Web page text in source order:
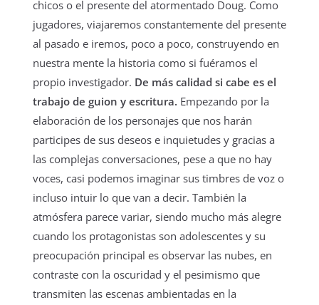
chicos o el presente del atormentado Doug. Como
jugadores, viajaremos constantemente del presente
al pasado e iremos, poco a poco, construyendo en
nuestra mente la historia como si fuéramos el
propio investigador. De más calidad si cabe es el
trabajo de guion y escritura. Empezando por la
elaboración de los personajes que nos harán
participes de sus deseos e inquietudes y gracias a
las complejas conversaciones, pese a que no hay
voces, casi podemos imaginar sus timbres de voz o
incluso intuir lo que van a decir. También la
atmósfera parece variar, siendo mucho más alegre
cuando los protagonistas son adolescentes y su
preocupación principal es observar las nubes, en
contraste con la oscuridad y el pesimismo que
transmiten las escenas ambientadas en la